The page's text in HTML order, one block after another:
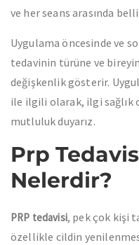
ve her seans arasında
Uygulama öncesinde ve
tedavinin türüne ve
değişkenlik gösterir.
ile ilgili olarak, ilgi sağlık
mutluluk duyarız.
Prp
Nelerdir?
PRP tedavisi, pek çok kişi
özellikle cildin